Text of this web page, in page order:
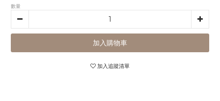
數量
加入購物車
加入追蹤清單